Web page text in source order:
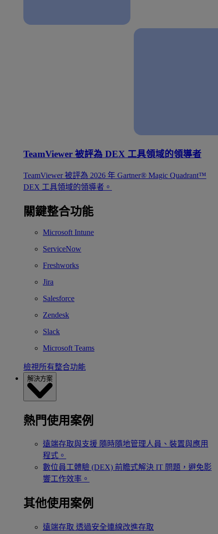
TeamViewer 被評為 DEX 工具領域的領導者
TeamViewer 被評為 2026 年 Gartner® Magic Quadrant™
DEX 工具領域的領導者。
關鍵整合功能
Microsoft Intune
ServiceNow
Freshworks
Jira
Salesforce
Zendesk
Slack
Microsoft Teams
檢視所有整合功能
解決方案
熱門使用案例
遠端存取與支援 隨時隨地管理人員、裝置與應用
程式。
數位員工體驗 (DEX) 前瞻式解決 IT 問題，避免影
響工作效率。
其他使用案例
遠端存取 透過安全連線改進存取